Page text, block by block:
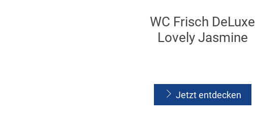
WC Frisch DeLuxe
Lovely Jasmine
Jetzt entdecken